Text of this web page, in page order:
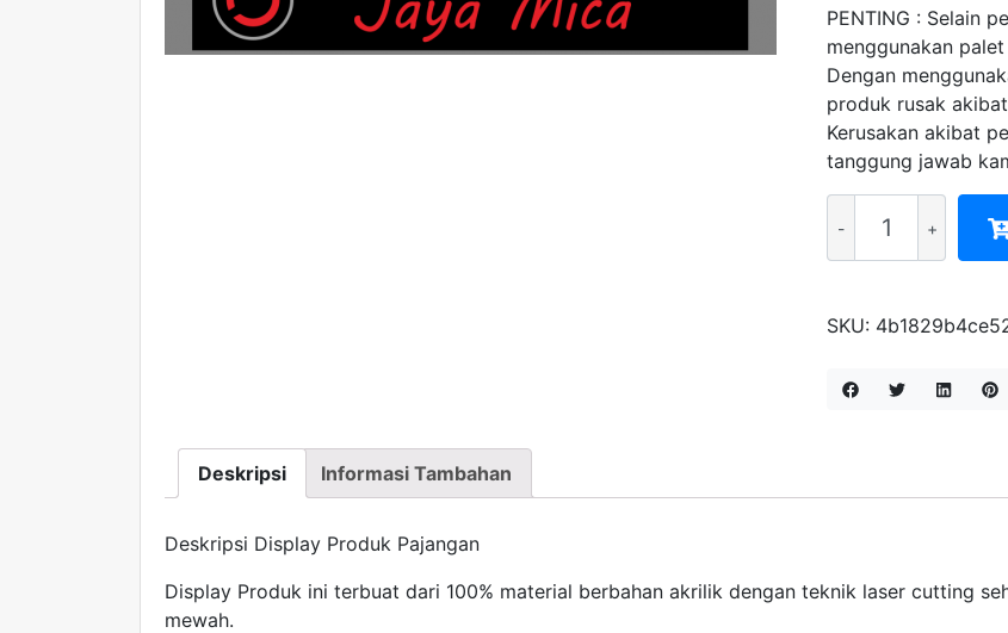
PENTING : Selain
menggunakan
Dengan
produk rusak
Kerusakan akibat
tanggung jawab
DISPLAY
PRODUK
SKU:
Deskripsi Informasi Tambahan
Deskripsi Display Produk Pajangan
Display Produk ini terbuat dari 100% material berbahan akrilik dengan teknik laser cutting
mewah.